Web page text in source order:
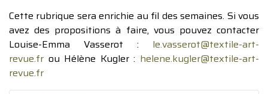
Cette rubrique sera enrichie au fil des semaines. Si vous
avez des propositions à faire, vous pouvez contacter
Louise-Emma Vasserot : le.vasserot@textile-art-
revue.fr ou Hélène Kugler : helene.kugler@textile-art-
revue.fr